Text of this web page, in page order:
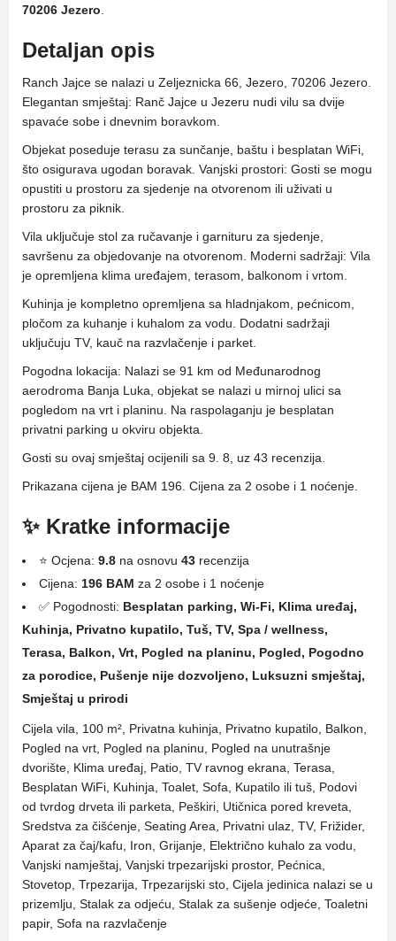
70206 Jezero
Detaljan opis
Ranch Jajce se nalazi u Zeljeznicka 66, Jezero, 70206 Jezero.
Elegantan smještaj: Ranč Jajce u Jezeru nudi vilu sa dvije
spavaće sobe i dnevnim boravkom.
Objekat poseduje terasu za sunčanje, baštu i besplatan WiFi,
što osigurava ugodan boravak. Vanjski prostori: Gosti se mogu
opustiti u prostoru za sjedenje na otvorenom ili uživati ​​u
prostoru za piknik.
Vila uključuje stol za ručavanje i garnituru za sjedenje,
savršenu za objedovanje na otvorenom. Moderni sadržaji: Vila
je opremljena klima uređajem, terasom, balkonom i vrtom.
Kuhinja je kompletno opremljena sa hladnjakom, pećnicom,
pločom za kuhanje i kuhalom za vodu. Dodatni sadržaji
uključuju TV, kauč na razvlačenje i parket.
Pogodna lokacija: Nalazi se 91 km od Međunarodnog
aerodroma Banja Luka, objekat se nalazi u mirnoj ulici sa
pogledom na vrt i planinu. Na raspolaganju je besplatan
privatni parking u okviru objekta.
Gosti su ovaj smještaj ocijenili sa 9. 8, uz 43 recenzija.
Prikazana cijena je BAM 196. Cijena za 2 osobe i 1 noćenje.
✨ Kratke informacije
⭐ Ocjena: 9.8 na osnovu 43 recenzija
Cijena: 196 BAM za 2 osobe i 1 noćenje
✅ Pogodnosti: Besplatan parking, Wi-Fi, Klima uređaj,
Kuhinja, Privatno kupatilo, Tuš, TV, Spa / wellness,
Terasa, Balkon, Vrt, Pogled na planinu, Pogled, Pogodno
za porodice, Pušenje nije dozvoljeno, Luksuzni smještaj,
Smještaj u prirodi
Cijela vila, 100 m², Privatna kuhinja, Privatno kupatilo, Balkon,
Pogled na vrt, Pogled na planinu, Pogled na unutrašnje
dvorište, Klima uređaj, Patio, TV ravnog ekrana, Terasa,
Besplatan WiFi, Kuhinja, Toalet, Sofa, Kupatilo ili tuš, Podovi
od tvrdog drveta ili parketa, Peškiri, Utičnica pored kreveta,
Sredstva za čišćenje, Seating Area, Privatni ulaz, TV, Frižider,
Aparat za čaj/kafu, Iron, Grijanje, Električno kuhalo za vodu,
Vanjski namještaj, Vanjski trpezarijski prostor, Pećnica,
Stovetop, Trpezarija, Trpezarijski sto, Cijela jedinica nalazi se u
prizemlju, Stalak za odjeću, Stalak za sušenje odjeće, Toaletni
papir, Sofa na razvlačenje